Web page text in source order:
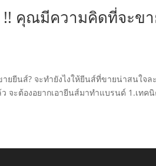
คุณมีความคิดที่จะขา
นส์? จะทำยังไงให้ยีนส์ที่ขายน่าสนใจล
จะต้องอยากเอายีนส์มาทำแบรนด์ 1.เทค